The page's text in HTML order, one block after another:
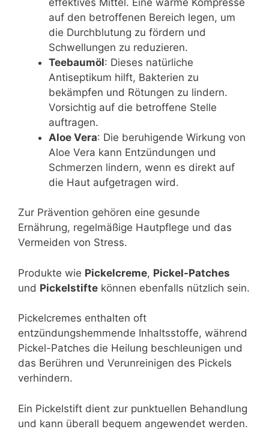
auf den betroffenen Bereich legen, um
die Durchblutung zu fördern und
Schwellungen zu reduzieren.
Teebaumöl: Dieses natürliche
Antiseptikum hilft, Bakterien zu
bekämpfen und Rötungen zu lindern.
Vorsichtig auf die betroffene Stelle
auftragen.
Aloe Vera: Die beruhigende Wirkung von
Aloe Vera kann Entzündungen und
Schmerzen lindern, wenn es direkt auf
die Haut aufgetragen wird.
Zur Prävention gehören eine gesunde
Ernährung, regelmäßige Hautpflege und das
Vermeiden von Stress.
Produkte wie Pickelcreme, Pickel-Patches
und Pickelstifte können ebenfalls nützlich sein.
Pickelcremes enthalten oft
entzündungshemmende Inhaltsstoffe, während
Pickel-Patches die Heilung beschleunigen und
das Berühren und Verunreinigen des Pickels
verhindern.
Ein Pickelstift dient zur punktuellen Behandlung
und kann überall bequem angewendet werden.